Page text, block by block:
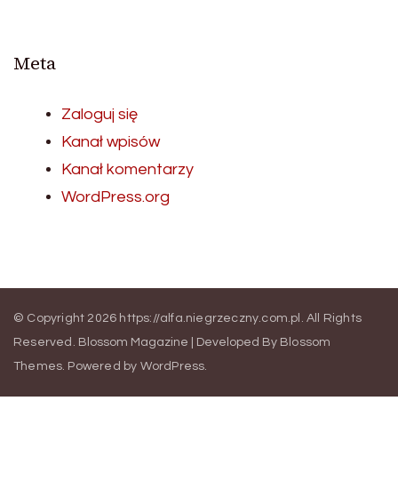
Meta
Zaloguj się
Kanał wpisów
Kanał komentarzy
WordPress.org
© Copyright 2026 https://alfa.niegrzeczny.com.pl . All Rights
Reserved. Blossom Magazine | Developed By Blossom
Themes. Powered by WordPress.